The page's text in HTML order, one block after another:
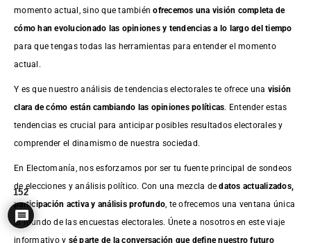
momento actual, sino que tambiénofrecemos una visión completa de
cómo han evolucionado las opiniones y tendencias a lo largo del tiempo
para que tengas todas las herramientas para entender el momento
actual.
Y es que nuestro análisis de tendencias electorales te ofrece una visión
clara de cómo están cambiando las opiniones políticas. Entender estas
tendencias es crucial para anticipar posibles resultados electorales y
comprender el dinamismo de nuestra sociedad.
En Electomanía, nos esforzamos por ser tu fuente principal de sondeos
de elecciones y análisis político. Con una mezcla dedatos actualizados,
participación activa y análisis profundo , te ofrecemos una ventana única
al mundo de las encuestas electorales. Únete a nosotros en este viaje
informativo y sé parte de la conversación que define nuestro futuro
152